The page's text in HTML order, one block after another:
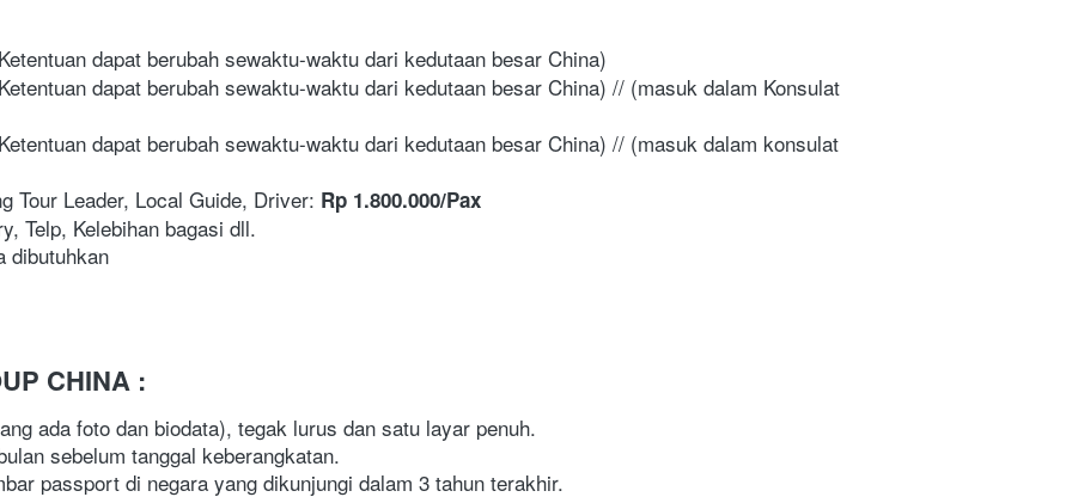
dapat berubah sewaktu-waktu dari kedutaan besar China)
dapat berubah sewaktu-waktu dari kedutaan besar China) // (masuk dalam Konsulat
dapat berubah sewaktu-waktu dari kedutaan besar China) // (masuk dalam konsulat
Tour Leader, Local Guide, Driver: Rp 1.800.000/Pax
Telp, Kelebihan bagasi dll.
dibutuhkan
CHINA :
ada foto dan biodata), tegak lurus dan satu layar penuh.
sebelum tanggal keberangkatan.
passport di negara yang dikunjungi dalam 3 tahun terakhir.